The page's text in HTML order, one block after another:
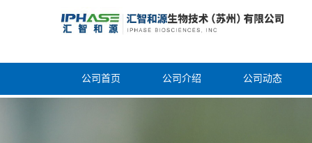
公司首页 公司介绍 公司动态